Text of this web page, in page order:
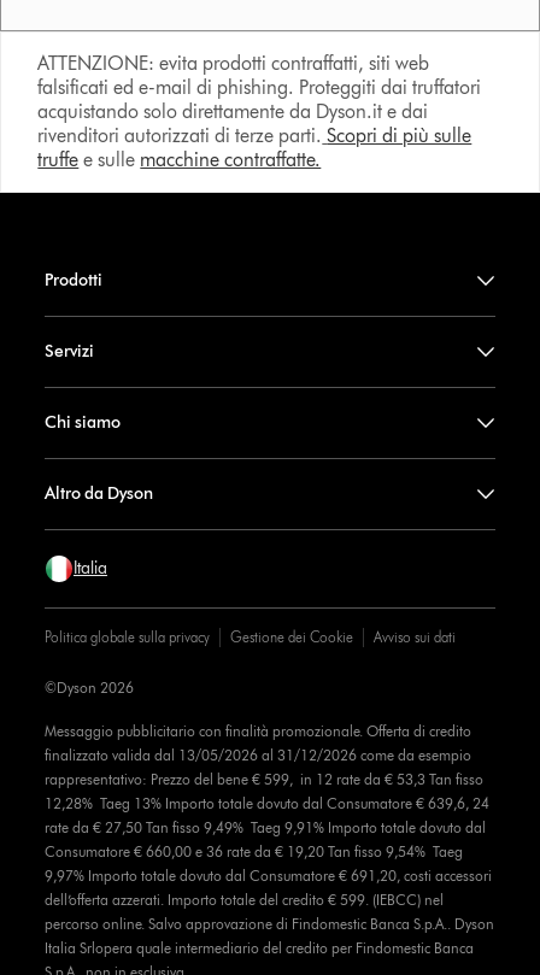
ATTENZIONE: evita prodotti contraffatti, siti web
falsificati ed e-mail di phishing. Proteggiti dai truffatori
acquistando solo direttamente da Dyson.it e dai
rivenditori autorizzati di terze parti. Scopri di più sulle
truffe e sulle macchine contraffatte.
Prodotti
Servizi
Chi siamo
Altro da Dyson
Italia
Politica globale sulla privacy Gestione dei Cookie Avviso sui dati
Messaggio pubblicitario con finalità promozionale. Offerta di credito
finalizzato valida dal 13/05/2026 al 31/12/2026 come da esempio
rappresentativo: Prezzo del bene € 599, in 12 rate da € 53,3 Tan fisso
12,28% Taeg 13% Importo totale dovuto dal Consumatore € 639,6, 24
rate da € 27,50 Tan fisso 9,49% Taeg 9,91% Importo totale dovuto dal
Consumatore € 660,00 e 36 rate da € 19,20 Tan fisso 9,54% Taeg
9,97% Importo totale dovuto dal Consumatore € 691,20, costi accessori
dell’offerta azzerati. Importo totale del credito € 599. (IEBCC) nel
percorso online. Salvo approvazione di Findomestic Banca S.p.A.. Dyson
Italia Srlopera quale intermediario del credito per Findomestic Banca
©Dyson 2026